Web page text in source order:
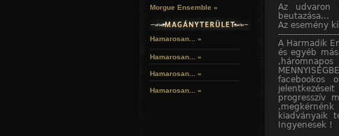
Az udvaron
beutazása...
Az esemény
A Harmadik
és egyéb
facebookos
progresszív
kiadványaik
Ingyenesek !
Morgue Ensemble »
Hamarosan... »
Hamarosan... »
Hamarosan... »
Hamarosan... »